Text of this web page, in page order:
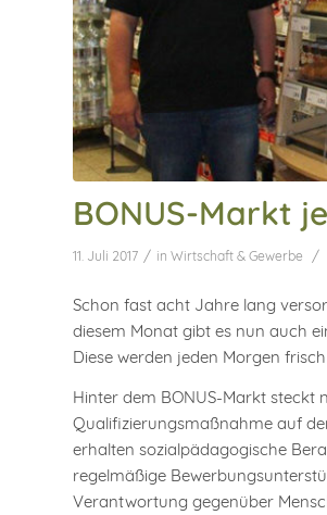
BONUS-Markt
11. Juli 2017 / in Wirtschaft & Gewerbe /
Schon fast acht Jahre lang
diesem Monat gibt es nun auch
Diese werden jeden Morgen
Hinter dem BONUS-Markt steckt
Qualifizierungsmaßnahme auf
erhalten sozialpädagogische
regelmäßige
Verantwortung gegenüber